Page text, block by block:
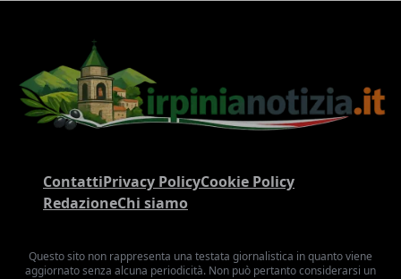
ContattiPrivacy PolicyCookie Policy
RedazioneChi siamo
Questo sito non rappresenta una testata giornalistica in quanto viene
aggiornato senza alcuna periodicità. Non può pertanto considerarsi un